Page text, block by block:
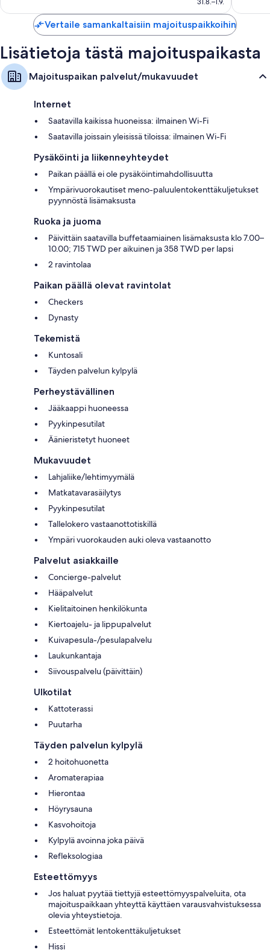
Vertaile samankaltaisiin majoituspaikkoihin
Lisätietoja tästä majoituspaikasta
Majoituspaikan palvelut/mukavuudet
Internet
Saatavilla kaikissa huoneissa: ilmainen Wi-Fi
Saatavilla joissain yleisissä tiloissa: ilmainen Wi-Fi
Pysäköinti ja liikenneyhteydet
Paikan päällä ei ole pysäköintimahdollisuutta
Ympärivuorokautiset meno-paluulentokenttäkuljetukset
pyynnöstä lisämaksusta
Ruoka ja juoma
Päivittäin saatavilla buffetaamiainen lisämaksusta klo 7.00–
10.00; 715 TWD per aikuinen ja 358 TWD per lapsi
2 ravintolaa
Paikan päällä olevat ravintolat
Checkers
Dynasty
Tekemistä
Kuntosali
Täyden palvelun kylpylä
Perheystävällinen
Jääkaappi huoneessa
Pyykinpesutilat
Äänieristetyt huoneet
Mukavuudet
Lahjaliike/lehtimyymälä
Matkatavarasäilytys
Pyykinpesutilat
Tallelokero vastaanottotiskillä
Ympäri vuorokauden auki oleva vastaanotto
Palvelut asiakkaille
Concierge-palvelut
Hääpalvelut
Kielitaitoinen henkilökunta
Kiertoajelu- ja lippupalvelut
Kuivapesula-/pesulapalvelu
Laukunkantaja
Siivouspalvelu (päivittäin)
Ulkotilat
Kattoterassi
Puutarha
Täyden palvelun kylpylä
2 hoitohuonetta
Aromaterapiaa
Hierontaa
Höyrysauna
Kasvohoitoja
Kylpylä avoinna joka päivä
Refleksologiaa
Esteettömyys
Jos haluat pyytää tiettyjä esteettömyyspalveluita, ota
majoituspaikkaan yhteyttä käyttäen varausvahvistuksessa
olevia yhteystietoja.
Esteettömät lentokenttäkuljetukset
Hissi